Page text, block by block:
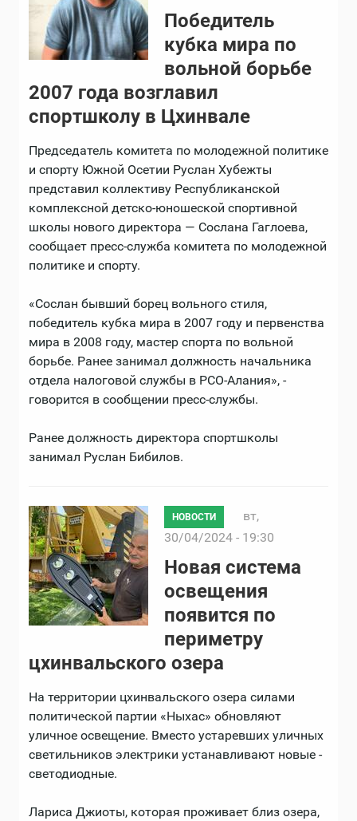
Победитель
кубка мира по
вольной борьбе
2007 года возглавил
спортшколу в Цхинвале
Председатель комитета по молодежной политике
и спорту Южной Осетии Руслан Хубежты
представил коллективу Республиканской
комплексной детско-юношеской спортивной
школы нового директора — Сослана Гаглоева,
сообщает пресс-служба комитета по молодежной
политике и спорту.
«Сослан бывший борец вольного стиля,
победитель кубка мира в 2007 году и первенства
мира в 2008 году, мастер спорта по вольной
борьбе. Ранее занимал должность начальника
отдела налоговой службы в РСО-Алания», -
говорится в сообщении пресс-службы.
Ранее должность директора спортшколы
занимал Руслан Бибилов.
НОВОСТИ
вт,
30/04/2024 - 19:30
Новая система
освещения
появится по
периметру
цхинвальского озера
На территории цхинвальского озера силами
политической партии «Ныхас» обновляют
уличное освещение. Вместо устаревших уличных
светильников электрики устанавливают новые -
светодиодные.
Лариса Джиоты, которая проживает близ озера,